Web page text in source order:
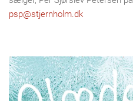
psp@stjernholm.dk